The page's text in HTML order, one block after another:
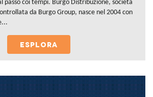
passo coi tempi. Burgo Distribuzione, società
da Burgo Group, nasce nel 2004 con
ESPLORA